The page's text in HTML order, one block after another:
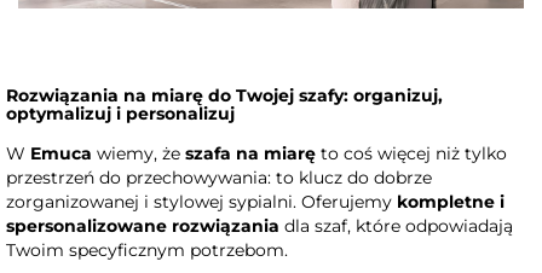
Rozwiązania na miarę do Twojej szafy: organizuj,
optymalizuj i personalizuj
W Emuca wiemy, że szafa na miarę to coś więcej niż tylko
przestrzeń do przechowywania: to klucz do dobrze
zorganizowanej i stylowej sypialni. Oferujemy kompletne i
spersonalizowane rozwiązania dla szaf, które odpowiadają
Twoim specyficznym potrzebom.